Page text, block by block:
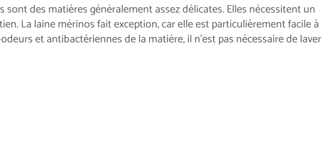
des matières généralement assez délicates. Elles nécessitent un
La laine mérinos fait exception, car elle est particulièrement facile à
et antibactériennes de la matière, il n’est pas nécessaire de laver